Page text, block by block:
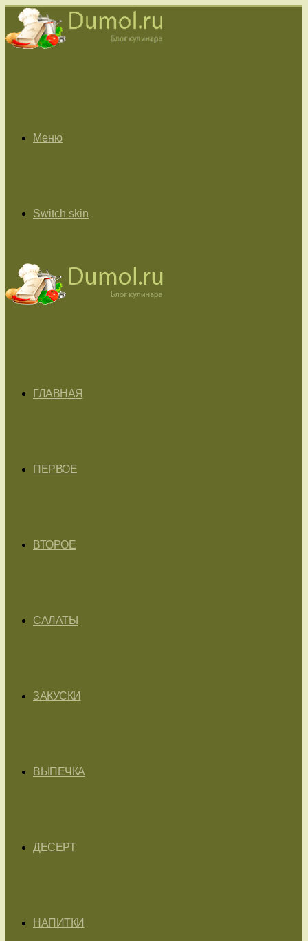
Меню
Switch skin
ГЛАВНАЯ
ПЕРВОЕ
ВТОРОЕ
САЛАТЫ
ЗАКУСКИ
ВЫПЕЧКА
ДЕСЕРТ
НАПИТКИ